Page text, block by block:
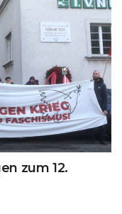
zum 12.